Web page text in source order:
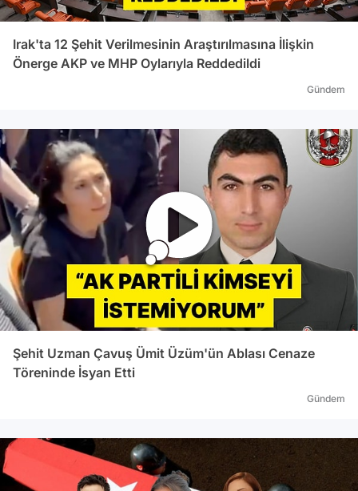
Irak'ta 12 Şehit Verilmesinin Araştırılmasına İlişkin
Önerge AKP ve MHP Oylarıyla Reddedildi
Gündem
Şehit Uzman Çavuş Ümit Üzüm'ün Ablası Cenaze
Töreninde İsyan Etti
Gündem